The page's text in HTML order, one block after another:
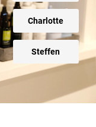
Charlotte
Steffen